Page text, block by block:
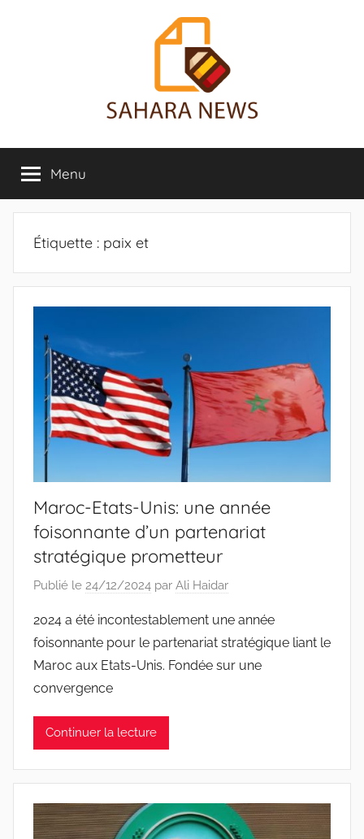
Sahara
News
sur
le
Sahara
révélée
Menu
Étiquette : paix et
Maroc-Etats-Unis: une année
foisonnante d’un partenariat
stratégique prometteur
Publié le 24/12/2024 par Ali Haidar
2024 a été incontestablement une année
foisonnante pour le partenariat stratégique liant le
Maroc aux Etats-Unis. Fondée sur une
convergence
Continuer la lecture